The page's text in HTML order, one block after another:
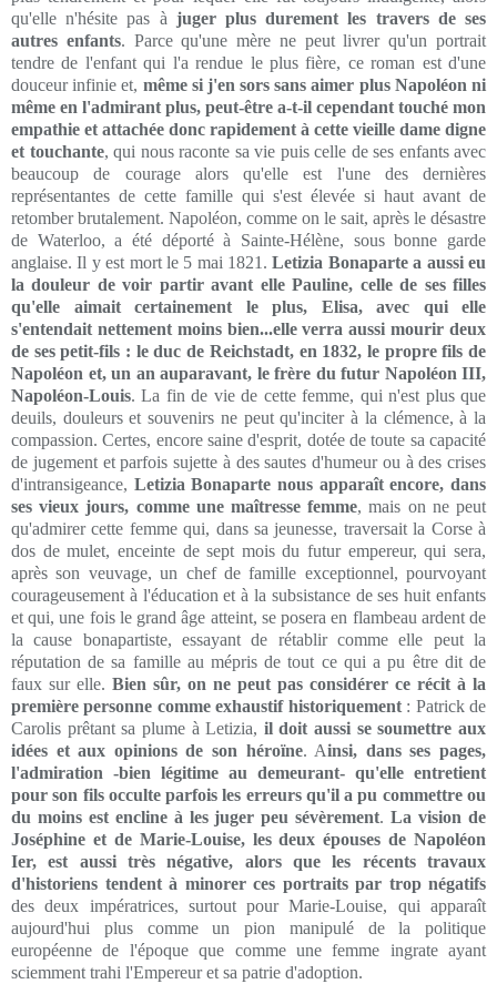
qu'elle n'hésite pas à juger plus durement les travers de ses
autres enfants. Parce qu'une mère ne peut livrer qu'un portrait
tendre de l'enfant qui l'a rendue le plus fière, ce roman est d'une
douceur infinie et, même si j'en sors sans aimer plus Napoléon ni
même en l'admirant plus, peut-être a-t-il cependant touché mon
empathie et attachée donc rapidement à cette vieille dame digne
et touchante, qui nous raconte sa vie puis celle de ses enfants avec
beaucoup de courage alors qu'elle est l'une des dernières
représentantes de cette famille qui s'est élevée si haut avant de
retomber brutalement. Napoléon, comme on le sait, après le désastre
de Waterloo, a été déporté à Sainte-Hélène, sous bonne garde
anglaise. Il y est mort le 5 mai 1821.Letizia Bonaparte a aussi eu
la douleur de voir partir avant elle Pauline, celle de ses filles
qu'elle aimait certainement le plus, Elisa, avec qui elle
s'entendait nettement moins bien...elle verra aussi mourir deux
de ses petit-fils : le duc de Reichstadt, en 1832, le propre fils de
Napoléon et, un an auparavant, le frère du futur Napoléon III,
Napoléon-Louis. La fin de vie de cette femme, qui n'est plus que
deuils, douleurs et souvenirs ne peut qu'inciter à la clémence, à la
compassion. Certes, encore saine d'esprit, dotée de toute sa capacité
de jugement et parfois sujette à des sautes d'humeur ou à des crises
d'intransigeance, Letizia Bonaparte nous apparaît encore, dans
ses vieux jours, comme une maîtresse femme, mais on ne peut
qu'admirer cette femme qui, dans sa jeunesse, traversait la Corse à
dos de mulet, enceinte de sept mois du futur empereur, qui sera,
après son veuvage, un chef de famille exceptionnel, pourvoyant
courageusement à l'éducation et à la subsistance de ses huit enfants
et qui, une fois le grand âge atteint, se posera en flambeau ardent de
la cause bonapartiste, essayant de rétablir comme elle peut la
réputation de sa famille au mépris de tout ce qui a pu être dit de
faux sur elle. Bien sûr, on ne peut pas considérer ce récit à la
première personne comme exhaustif historiquement: Patrick de
Carolis prêtant sa plume à Letizia, il doit aussi se soumettre aux
idées et aux opinions de son héroïne. Ainsi, dans ses pages,
l'admiration -bien légitime au demeurant- qu'elle entretient
pour son fils occulte parfois les erreurs qu'il a pu commettre ou
du moins est encline à les juger peu sévèrement.La vision de
Joséphine et de Marie-Louise, les deux épouses de Napoléon
Ier, est aussi très négative, alors que les récents travaux
d'historiens tendent à minorer ces portraits par trop négatifs
des deux impératrices, surtout pour Marie-Louise, qui apparaît
aujourd'hui plus comme un pion manipulé de la politique
européenne de l'époque que comme une femme ingrate ayant
sciemment trahi l'Empereur et sa patrie d'adoption.